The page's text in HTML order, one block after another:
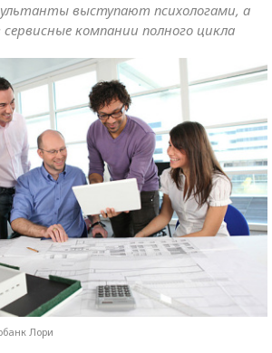
выступают психологами, а
компании полного цикла
Лори